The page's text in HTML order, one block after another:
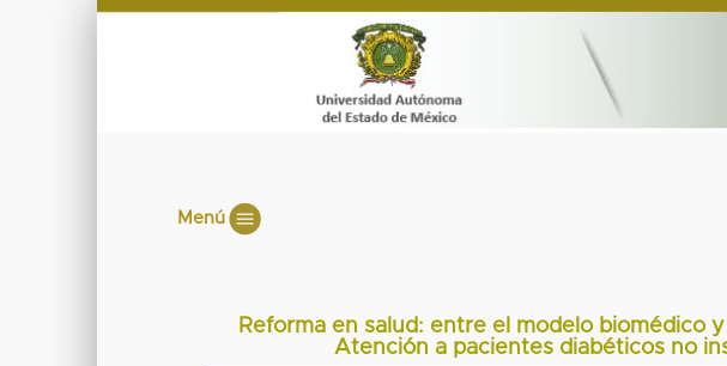
Menú
Reforma en salud: entre el modelo biomédico
Atención a pacientes diabéticos no